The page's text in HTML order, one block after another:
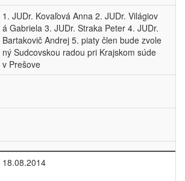
1. JUDr. Kovaľová Anna 2. JUDr. Világiov
á Gabriela 3. JUDr. Straka Peter 4. JUDr.
Bartakovič Andrej 5. piaty člen bude zvole
ný Sudcovskou radou pri Krajskom súde
v Prešove
18.08.2014